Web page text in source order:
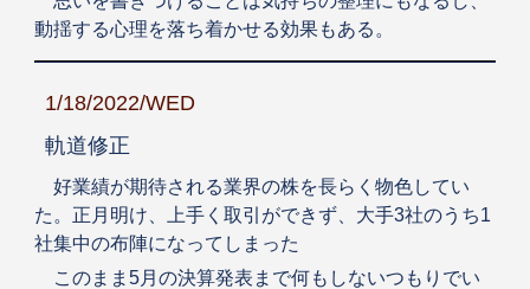
動揺する心理を落ち着かせる効果もある。
1/18/2022/WED
軌道修正
好業績が期待される業界の株を長らく物色してい
た。正月明け、上手く取引ができず、大手3社のうち1
社集中の布陣になってしまった
このまま5月の決算発表まで何もしないつもりでい